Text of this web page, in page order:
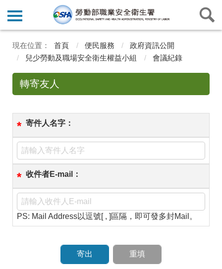
首頁 便民服務
政府資訊公開
兒少勞動及職場安全衛生權益小組
會議紀錄
轉寄友人
* 寄件人名字：
* 收件者E-mail：
PS: Mail Address以逗號[ , ]區隔，即可發多封Mail。